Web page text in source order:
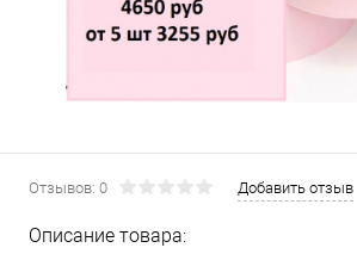
Отзывов: 0 Добавить отзыв
Описание товара: